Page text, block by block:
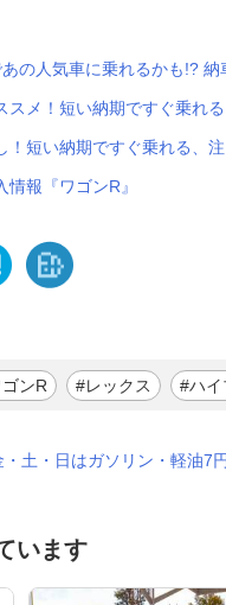
の人気車に乗れるかも!?
スメ！短い納期ですぐ乗れ
！短い納期ですぐ乗れる、
情報『ワゴンR』
ンR #レックス #ハイ
・土・日はガソリン・軽油
います